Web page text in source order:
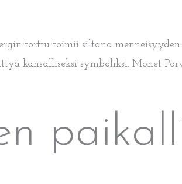
torttu toimii siltana
kansalliseksi symboliksi. Monet